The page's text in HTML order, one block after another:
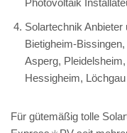
Solartechnik Anbieter
Bietigheim-
Asperg,
Hessigheim, Löchgau
Für gütemäßig tolle